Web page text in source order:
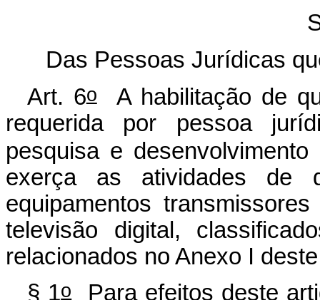
Das Pessoas Jurídicas
Art. 6oA habilitação de
requerida por pessoa
pesquisa e
exerça as atividades de
equipamentos
televisão digital,
relacionados no Anexo I
§ 1oPara efeitos deste